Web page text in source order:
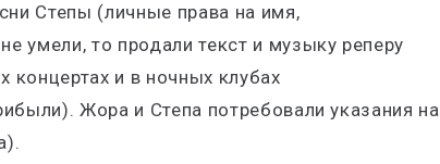
Степы (личные права на имя,
умели, то продали текст и музыку реперу
концертах и в ночных клубах
Жора и Степа потребовали указания на